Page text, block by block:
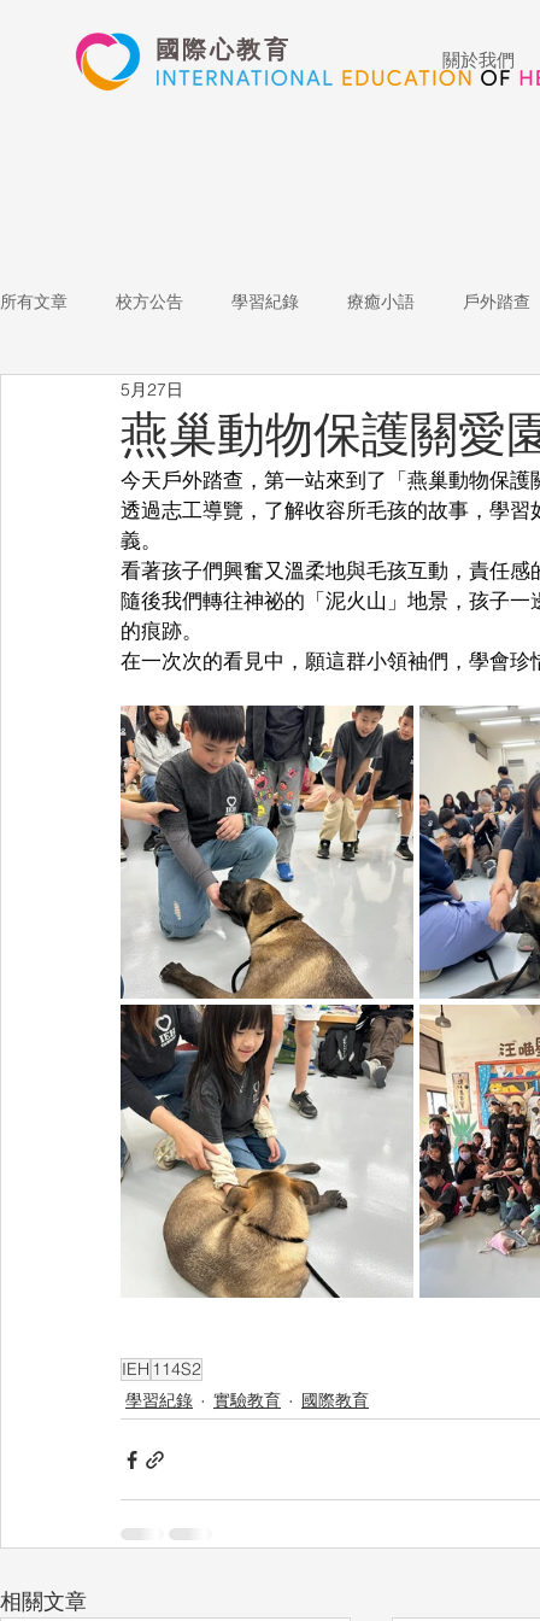
國際心教育 關於我們
所有文章 校方公告 學習紀錄 療癒小語 戶外踏查
表演藝術
心文藝競賽 國際教育 Star of the Week 教師增能
燕巢動物保護關愛
5月27日
今天戶外踏查，第一站來到了「燕巢動物保護
透過志工導覽，了解收容所毛孩的故事，學
義。
看著孩子們興奮又溫柔地與毛孩互動，責任
隨後我們轉往神祕的「泥火山」地景，孩子
的痕跡。
在一次次的看見中，願這群小領袖們，學會
IEH 114S2
學習紀錄
實驗教育 國際教育
相關文章